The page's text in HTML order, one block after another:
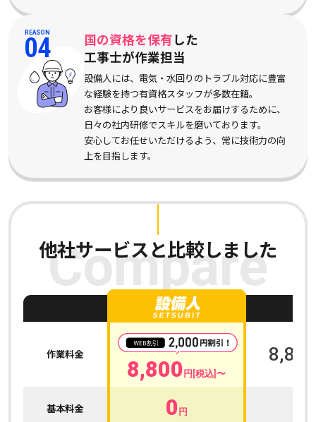
REASON
04 国の資格を保有した
工事士が作業担当
設備人には、電気・水回りのトラブル対応に豊富
な経験を持つ有資格スタッフが多数在籍。
お客様により良いサービスをお届けするために、
日々の社内研修でスキルを磨いております。
安心してお任せいただけるよう、常に技術力の向
上を目指します。
Compare
他社サービスと比較しました
作業料金
8,800 円[税込]〜
8,800
基本料金 0 円